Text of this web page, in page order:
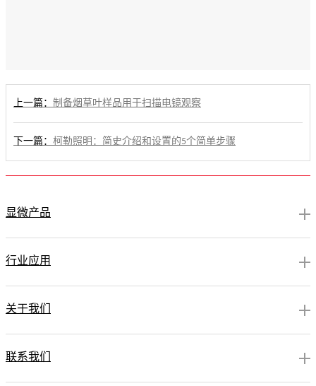
上一篇： 制备烟草叶样品用于扫描电镜观察
下一篇： 柯勒照明：简史介绍和设置的5个简单步骤
显微产品
行业应用
关于我们
联系我们